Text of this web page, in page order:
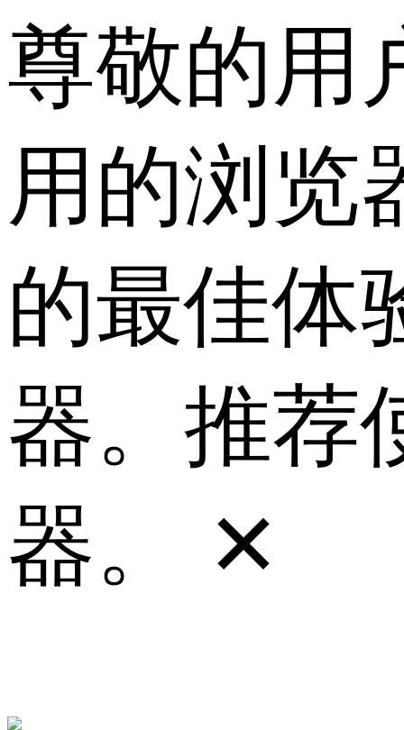
尊敬的用
用的浏览
的最佳体
器。推荐
器。
✕